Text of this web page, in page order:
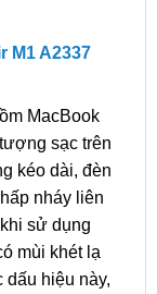
M1 A2337
MacBook
sạc trên
kéo dài, đèn
nháy liên
sử dụng
mùi khét lạ
dấu hiệu này,